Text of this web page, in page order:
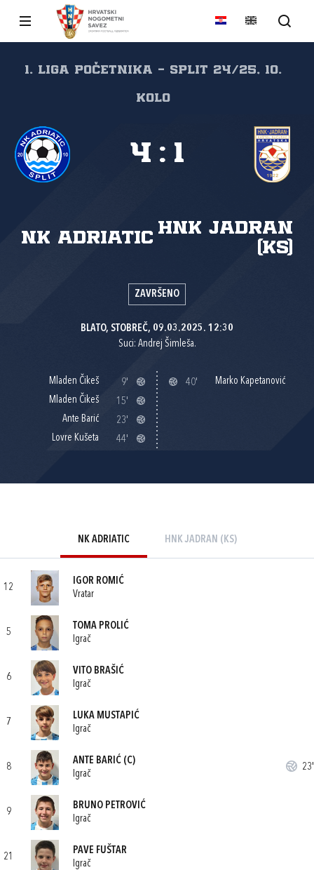
1. liga početnika - Split 24/25, 10.
kolo
NK Adriatic
HNK Jadran
(KS)
4 : 1
ZAVRŠENO
BLATO, STOBREČ, 09.03.2025. 12:30
Suci: Andrej Šimleša.
Mladen Čikeš
9'
Mladen Čikeš
15'
Ante Barić
23'
Lovre Kušeta
44'
40' Marko Kapetanović
NK ADRIATIC HNK JADRAN (KS)
12
IGOR ROMIĆ
Vratar
5
TOMA PROLIĆ
Igrač
6
VITO BRAŠIĆ
Igrač
7
LUKA MUSTAPIĆ
Igrač
8
ANTE BARIĆ (C)
Igrač
23'
9
BRUNO PETROVIĆ
Igrač
21
PAVE FUŠTAR
Igrač